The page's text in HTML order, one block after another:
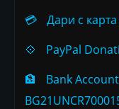
💳
Дари с
💠
PayPal
🏦
Bank